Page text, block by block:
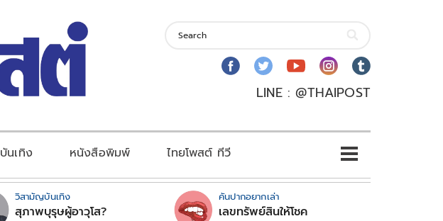
LINE : @THAIPOST
บันเทิง หนังสือพิมพ์ ไทยโพสต์ ทีวี
วิสามัญบันเทิง
สุภาพบุรุษผู้อาวุโส?
คันปากอยากเล่า
เลขทรัพย์สินให้โชค